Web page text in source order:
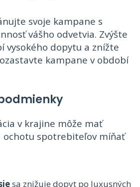
svoje kampane s
vášho odvetvia. Zvýšte
vysokého dopytu a znížte
kampane v období
v krajine môže mať
ochotu spotrebiteľov míňať
sa znižuje dopyt po luxusných